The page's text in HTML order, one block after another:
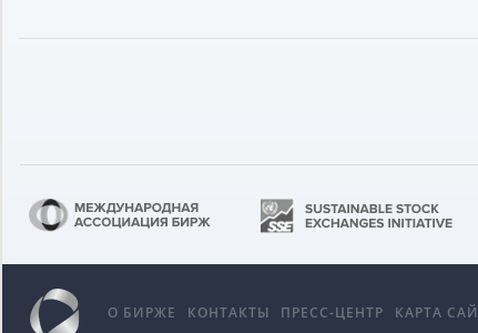
О БИРЖЕ КОНТАКТЫ ПРЕСС-ЦЕНТР КАРТА